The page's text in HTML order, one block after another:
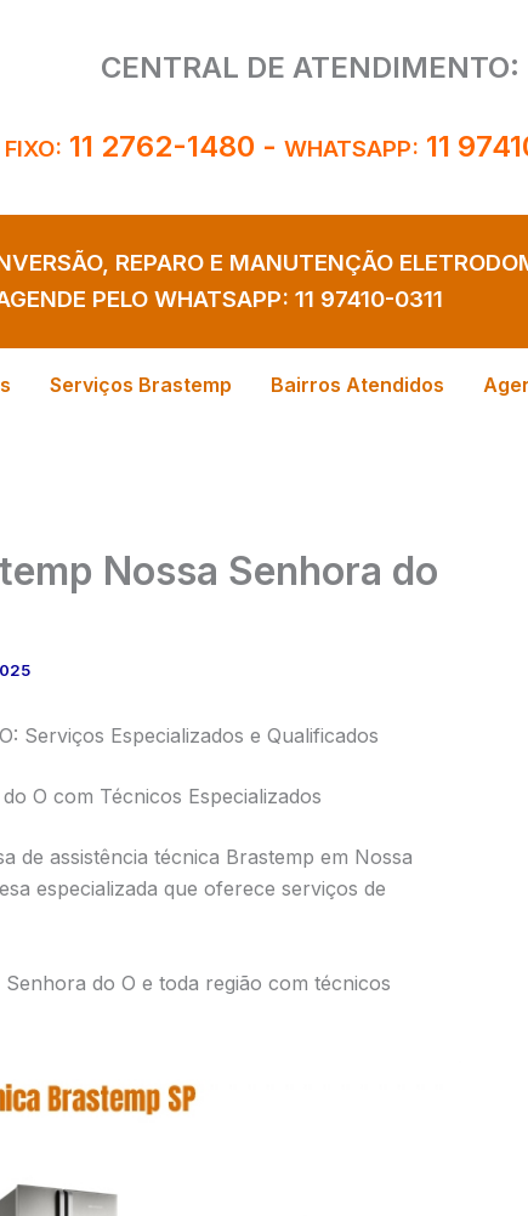
CENTRAL DE ATENDIMENTO:
FIXO: 11 2762-1480 - WHATSAPP: 11
REPARO E MANUTENÇÃO
PELO WHATSAPP: 11 97410-0311
Serviços Brastemp Bairros Atendidos
Nossa Senhora do
Serviços Especializados e Qualificados
O com Técnicos Especializados
de assistência técnica Brastemp em Nossa
especializada que oferece serviços de
Senhora do O e toda região com técnicos